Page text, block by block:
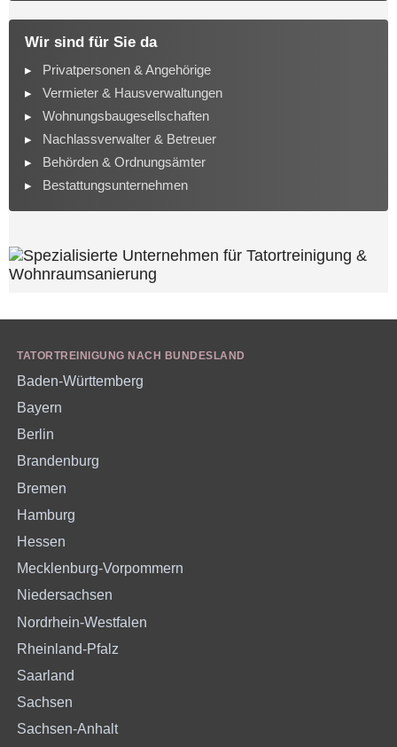
Wir sind für Sie da
Privatpersonen & Angehörige
Vermieter & Hausverwaltungen
Wohnungsbaugesellschaften
Nachlassverwalter & Betreuer
Behörden & Ordnungsämter
Bestattungsunternehmen
TATORTREINIGUNG NACH BUNDESLAND
Baden-Württemberg
Bayern
Berlin
Brandenburg
Bremen
Hamburg
Hessen
Mecklenburg-Vorpommern
Niedersachsen
Nordrhein-Westfalen
Rheinland-Pfalz
Saarland
Sachsen
Sachsen-Anhalt